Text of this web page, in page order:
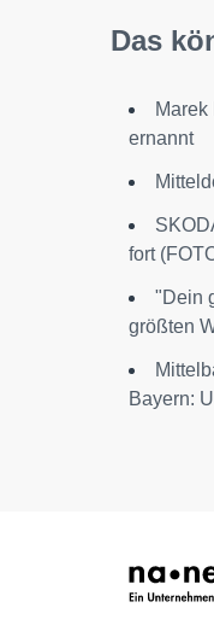
Das
ernannt
fort
"Dein
größten
Bayern: